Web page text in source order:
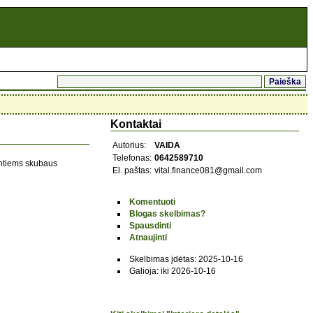
skubaus
Kontaktai
Autorius:
VAIDA
Telefonas: 0642589710
El. paštas: vital.finance081@gmail.com
Komentuoti
Blogas skelbimas?
Spausdinti
Atnaujinti
Skelbimas įdėtas: 2025-10-16
Galioja: iki 2026-10-16